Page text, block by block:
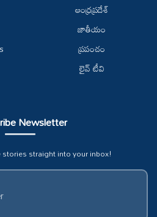
ఆంధ్రప్రదేశ్
జాతీయం
ప్రపంచం
లైవ్ టీవి
Newsletter
straight into your inbox!